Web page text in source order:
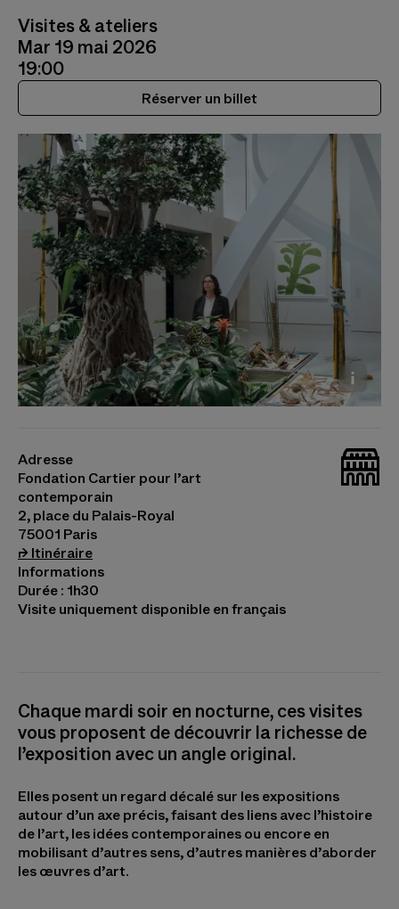
Visites & ateliers
Mar 19 mai 2026
19:00
Réserver un billet
2018 © Junya. Ishigami+Associates © Santídio
Pereira, Sans titre, 2021. Photo © Cyril Marcilhacy
_bat
Adresse
Fondation Cartier pour l’art
contemporain
2, place du Palais-Royal
75001 Paris
⮣ Itinéraire(s’ouvre dans un nouvel onglet)
Informations
Durée : 1h30
Visite uniquement disponible en français
Chaque mardi soir en nocturne, ces visites
vous proposent de découvrir la richesse de
l’exposition avec un angle original.
Elles posent un regard décalé sur les expositions
autour d’un axe précis, faisant des liens avec l’histoire
de l’art, les idées contemporaines ou encore en
mobilisant d’autres sens, d’autres manières d’aborder
les œuvres d’art.